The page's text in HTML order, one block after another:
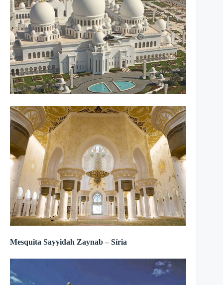
Mesquita Sayyidah Zaynab – Síria